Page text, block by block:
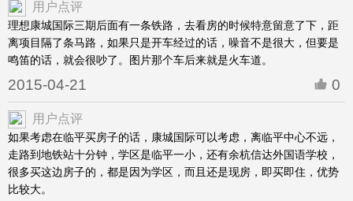
用户点评
理想康城国际三期后面有一条铁路，去看房的时候特意留意了下，距
离项目隔了条马路，如果只是开车经过的话，噪音不是很大，但要是
鸣笛的话，就会很吵了。图片那个车后来就是火车道。
2015-04-21 0
用户点评
如果考虑在临平买房子的话，康城国际可以考虑，离临平中心不远，
走路到地铁站十分钟，学区是临平一小，还有余杭信达外国语学校，
很多买这边房子的，都是因为学区，而且还是现房，即买即住，优势
比较大。